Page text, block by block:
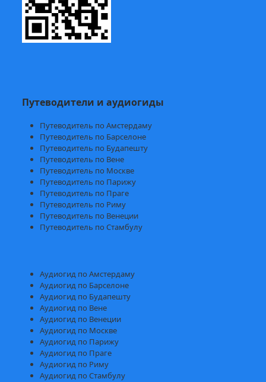
Путеводители и аудиогиды
Путеводитель по Амстердаму
Путеводитель по Барселоне
Путеводитель по Будапешту
Путеводитель по Вене
Путеводитель по Москве
Путеводитель по Парижу
Путеводитель по Праге
Путеводитель по Риму
Путеводитель по Венеции
Путеводитель по Стамбулу
Аудиогид по Амстердаму
Аудиогид по Барселоне
Аудиогид по Будапешту
Аудиогид по Вене
Аудиогид по Венеции
Аудиогид по Москве
Аудиогид по Парижу
Аудиогид по Праге
Аудиогид по Риму
Аудиогид по Стамбулу